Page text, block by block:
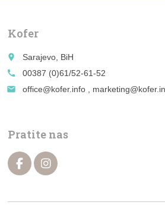
Kofer
place
Sarajevo, BiH
call
00387 (0)61/52-61-52
email
office@kofer.info ,
Pratite nas